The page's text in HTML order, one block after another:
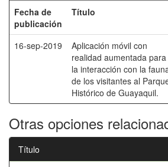
Fecha de
publicación
Título
16-sep-2019
Aplicación móvil con
realidad aumentada para
la interacción con la
de los visitantes al
Histórico de Guayaquil.
Otras opciones
Título